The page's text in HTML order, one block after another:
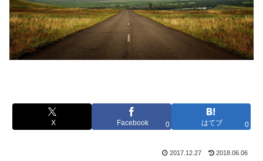
X Facebook 0 はてブ 0
2017.12.27 2018.06.06